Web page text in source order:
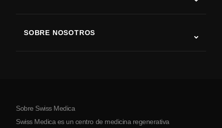
Enfermedad de Parkinson
Artritis
SOBRE NOSOTROS
Sobre Serbia
Sobre Swiss Medica
Swiss Medica es un centro de medicina regenerativa